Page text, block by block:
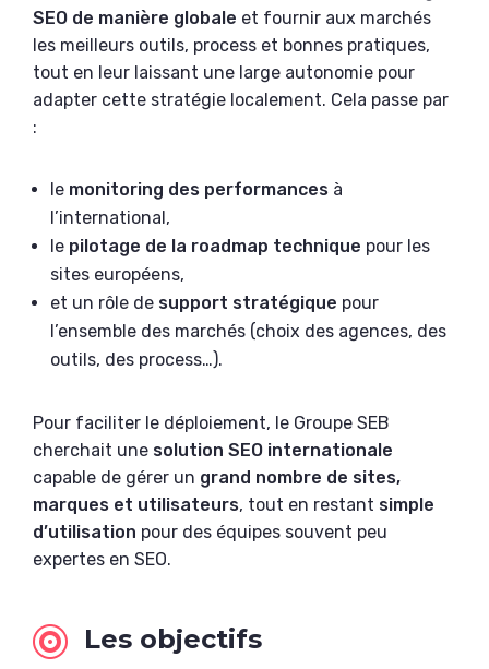
SEO de manière globale et fournir aux marchés
les meilleurs outils, process et bonnes pratiques,
tout en leur laissant une large autonomie pour
adapter cette stratégie localement. Cela passe par
:
le monitoring des performances à
l’international,
le pilotage de la roadmap technique pour les
sites européens,
et un rôle de support stratégique pour
l’ensemble des marchés (choix des agences, des
outils, des process…).
Pour faciliter le déploiement, le Groupe SEB
cherchait une solution SEO internationale
capable de gérer un grand nombre de sites,
marques et utilisateurs, tout en restant simple
d’utilisation pour des équipes souvent peu
expertes en SEO.
 Les objectifs